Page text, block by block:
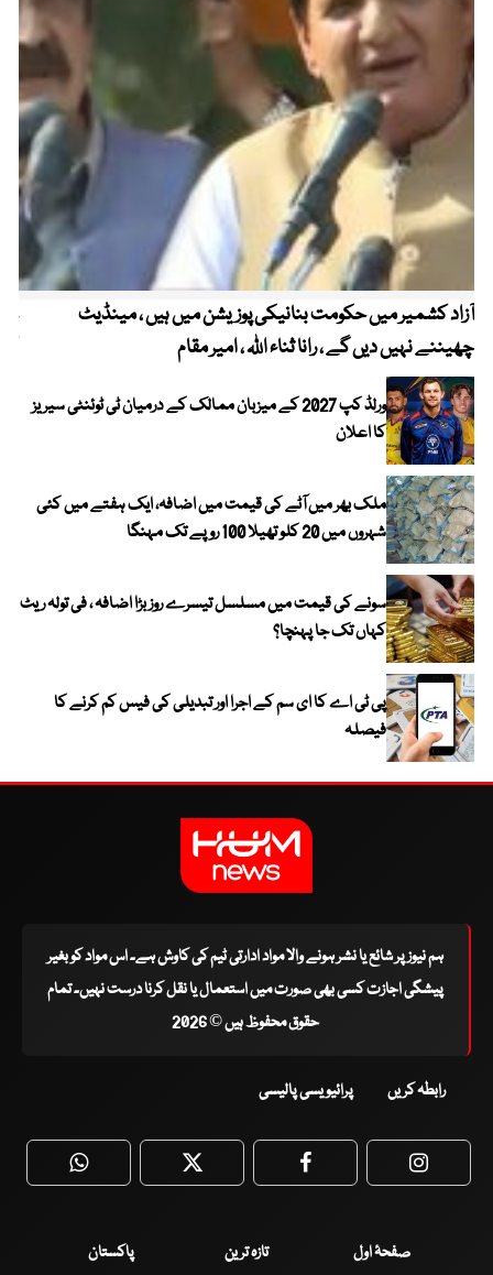
آزاد کشمیر میں حکومت بنانیکی پوزیشن میں ہیں ، مینڈیٹ
چھیننے نہیں دیں گے ، رانا ثناء اللہ ، امیر مقام
ورلڈ کپ 2027 کے میزبان ممالک کے درمیان ٹی ٹوئنٹی سیریز
کا اعلان
ملک بھر میں آٹے کی قیمت میں اضافہ، ایک ہفتے میں کئی
شہروں میں 20 کلو تھیلا 100 روپے تک مہنگا
سونے کی قیمت میں مسلسل تیسرے روز بڑا اضافہ ، فی تولہ ریٹ
کہاں تک جا پہنچا؟
پی ٹی اے کا ای سم کے اجرا اور تبدیلی کی فیس کم کرنے کا
فیصلہ
ہم نیوز پر شائع یا نشر ہونے والا مواد ادارتی ٹیم کی کاوش ہے۔ اس مواد کو بغیر
پیشگی اجازت کسی بھی صورت میں استعمال یا نقل کرنا درست نہیں۔ تمام
حقوق محفوظ ہیں © 2026
رابطہ کریں پرائیویسی پالیسی
WhatsApp Twitter Facebook
صفحۂ اول تازہ ترین
پاکستان